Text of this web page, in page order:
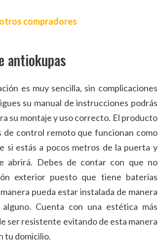
compradores
antiokupas
es muy sencilla, sin complicaciones
su manual de instrucciones podrás
su montaje y uso correcto. El producto
de control remoto que funcionan como
si estás a pocos metros de la puerta y
abrirá. Debes de contar con que no
exterior puesto que tiene baterías
pueda estar instalada de manera
Cuenta con una estética más
ser resistente evitando de esta manera
tu domicilio.